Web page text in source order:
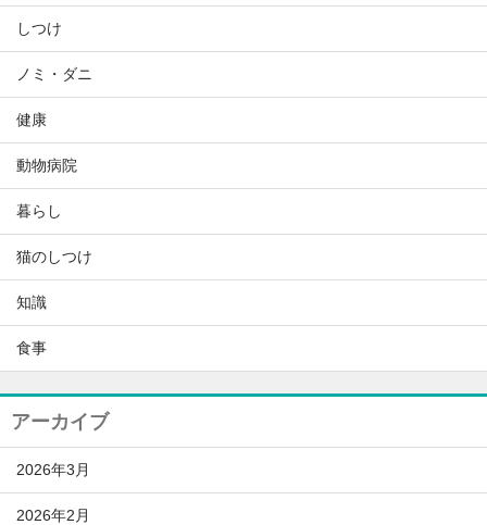
しつけ
ノミ・ダニ
健康
動物病院
暮らし
猫のしつけ
知識
食事
アーカイブ
2026年3月
2026年2月